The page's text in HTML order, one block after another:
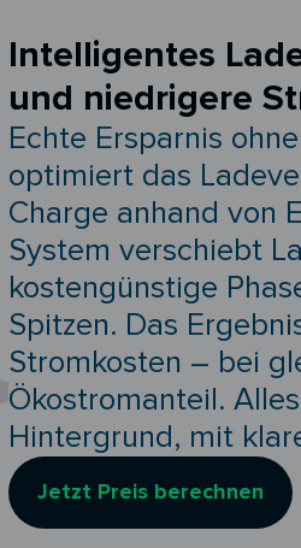
Intelligentes
und niedrigere
Echte Ersparnis
optimiert das
Charge anhand von
System verschiebt
kostengünstige
Spitzen. Das
Stromkosten – bei
Ökostromanteil.
Hintergrund, mit
Jetzt Preis berechnen